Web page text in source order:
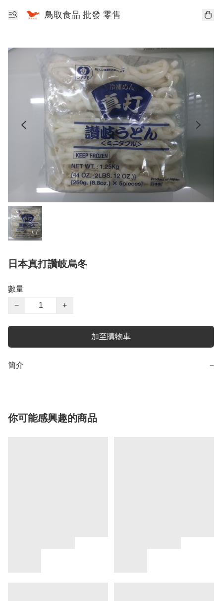
鳥取食品 批發 零售
日本真打讚岐烏冬
數量
−
+
加至購物車
簡介 −
你可能感興趣的商品